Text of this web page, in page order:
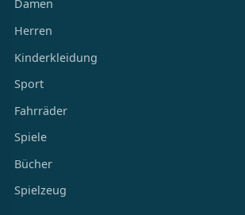
Damen
Herren
Kinderkleidung
Sport
Fahrräder
Spiele
Bücher
Spielzeug